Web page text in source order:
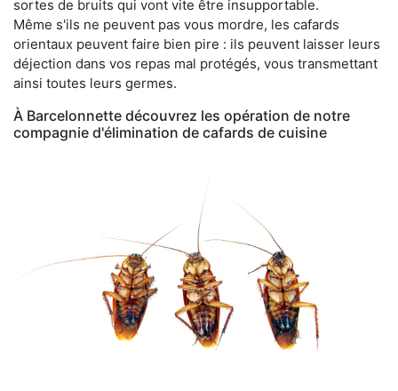
sortes de bruits qui vont vite être insupportable.
Même s'ils ne peuvent pas vous mordre, les cafards
orientaux peuvent faire bien pire : ils peuvent laisser leurs
déjection dans vos repas mal protégés, vous transmettant
ainsi toutes leurs germes.
À Barcelonnette découvrez les opération de notre
compagnie d'élimination de cafards de cuisine